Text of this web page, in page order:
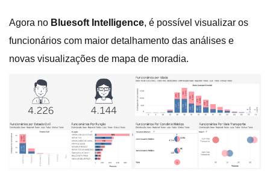
Agora no Bluesoft Intelligence, é possível visualizar os
funcionários com maior detalhamento das análises e
novas visualizações de mapa de moradia.